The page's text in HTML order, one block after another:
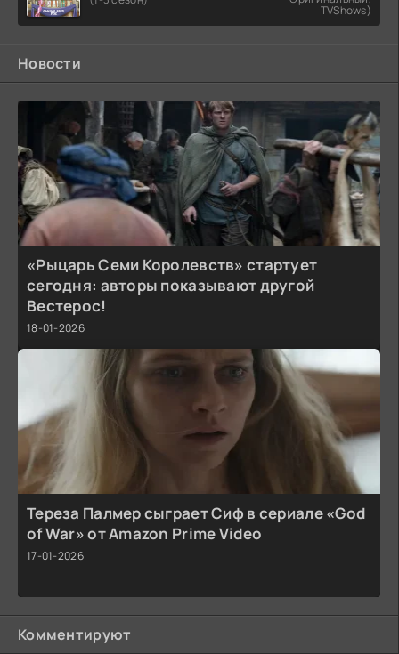
TVShows)
Новости
«Рыцарь Семи Королевств» стартует
сегодня: авторы показывают другой
Вестерос!
18-01-2026
Тереза Палмер сыграет Сиф в сериале «God
of War» от Amazon Prime Video
17-01-2026
Комментируют